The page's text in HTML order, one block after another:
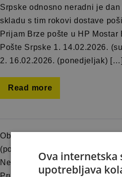
Srpske odnosno neradni je
skladu s tim rokovi dostave
Prijam Brze pošte u HP Mostar
Pošte Srpske 1. 14.02.2026.
2. 16.02.2026. (ponedjeljak) […]
Read more
Obavještavamo korisnike naših
(ponedjeljak) 2026. godine
Neradni dan je za poštanske
Ova internetska
upotrebljava